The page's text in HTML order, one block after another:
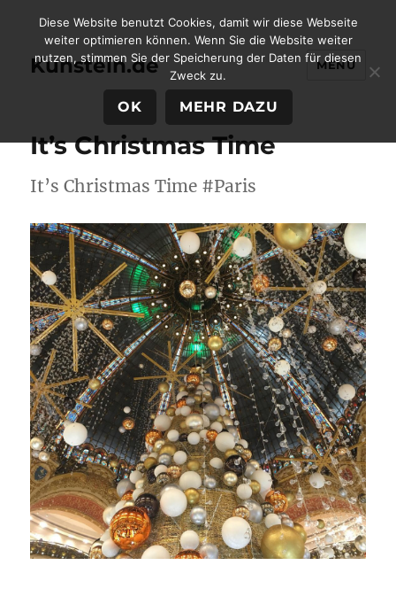
Kunstein.de MENÜ
It’s Christmas Time
It’s Christmas Time #Paris
Diese Website benutzt Cookies, damit wir diese Webseite
weiter optimieren können. Wenn Sie die Website weiter
nutzen, stimmen Sie der Speicherung der Daten für diesen
Zweck zu.
OK MEHR DAZU